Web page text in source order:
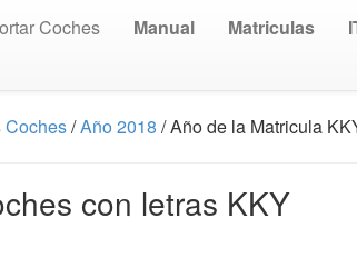
Coches Manual Matriculas
Coches/Año 2018 / Año de la Matricula
con letras KKY